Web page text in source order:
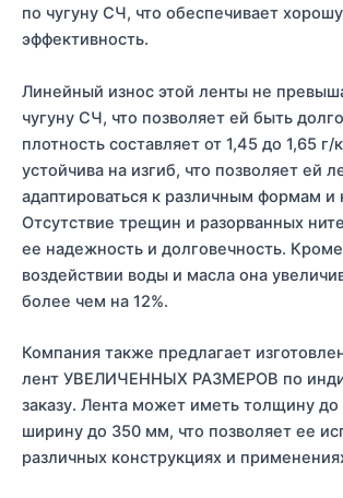
по чугуну СЧ, что обеспечивает
эффективность.
Линейный износ этой ленты не
чугуну СЧ, что позволяет ей быть
плотность составляет от 1,45 до 1,65
устойчива на изгиб, что позволяет ей
адаптироваться к различным формам и
Отсутствие трещин и разорванных
ее надежность и долговечность.
воздействии воды и масла она
более чем на 12%.
Компания также предлагает
лент УВЕЛИЧЕННЫХ РАЗМЕРОВ по
заказу. Лента может иметь толщину
ширину до 350 мм, что позволяет ее
различных конструкциях и